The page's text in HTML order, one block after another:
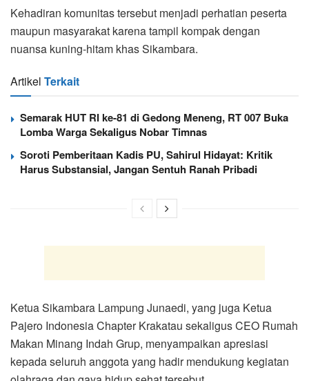
Kehadiran komunitas tersebut menjadi perhatian peserta
maupun masyarakat karena tampil kompak dengan
nuansa kuning-hitam khas Sikambara.
Artikel Terkait
Semarak HUT RI ke-81 di Gedong Meneng, RT 007 Buka
Lomba Warga Sekaligus Nobar Timnas
Soroti Pemberitaan Kadis PU, Sahirul Hidayat: Kritik
Harus Substansial, Jangan Sentuh Ranah Pribadi
Ketua Sikambara Lampung Junaedi, yang juga Ketua
Pajero Indonesia Chapter Krakatau sekaligus CEO Rumah
Makan Minang Indah Grup, menyampaikan apresiasi
kepada seluruh anggota yang hadir mendukung kegiatan